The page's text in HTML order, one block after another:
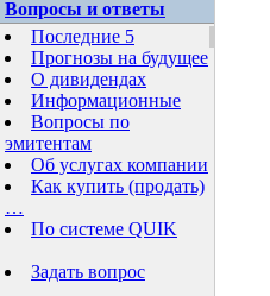
Вопросы и ответы
Последние 5
Прогнозы на будущее
О дивидендах
Информационные
Вопросы по
эмитентам
Об услугах компании
Как купить (продать)
…
По системе QUIK
Задать вопрос